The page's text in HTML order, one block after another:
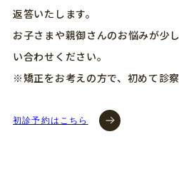
返答いたします。
お子さまや親御さんのお悩みが少
い合わせください。
※矯正をお考えの方で、初めて診
初診予約はこちら